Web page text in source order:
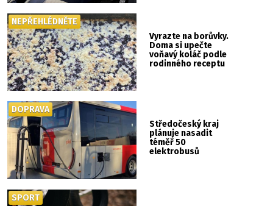
Vyrazte na borůvky.
Doma si upečte
voňavý koláč podle
rodinného receptu
NEPŘEHLÉDNĚTE
Středočeský kraj
plánuje nasadit
téměř 50
elektrobusů
DOPRAVA
SPORT